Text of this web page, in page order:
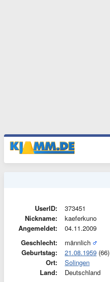
UserID:
373451
Nickname:
kaeferkuno
Angemeldet:
04.11.2009
Geschlecht:
männlich
Geburtstag:
21.08.1959 (66)
Ort:
Solingen
Land:
Deutschland